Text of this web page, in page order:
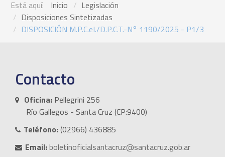
Está aquí: Inicio
Legislación
Disposiciones Sintetizadas
DISPOSICIÓN M.P.C.eI./D.P.C.T.-N° 1190/2025 - P1/3
Contacto
Oficina: Pellegrini 256
Río Gallegos - Santa Cruz (CP:9400)
Teléfono:(02966) 436885
Email:boletinoficialsantacruz@santacruz.gob.ar